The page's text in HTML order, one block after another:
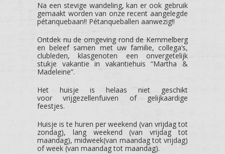
Na een stevige wandeling, kan er ook gebruik
gemaakt worden van onze recent aangelegde
pétanquebaan!! Pétanqueballen aanwezig!!
Ontdek nu de omgeving rond de Kemmelberg
en beleef samen met uw familie, collega’s,
clubleden, klasgenoten een onvergetelijk
stukje vakantie in vakantiehuis “Martha &
Madeleine”.
Het huisje is helaas niet geschikt
voor vrijgezellenfuiven of gelijkaardige
feestjes.
Huisje is te huren per weekend (van vrijdag tot
zondag), lang weekend (van vrijdag tot
maandag), midweek(van maandag tot vrijdag)
of week (van maandag tot maandag).